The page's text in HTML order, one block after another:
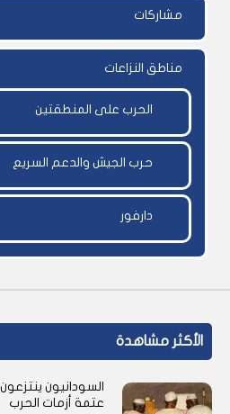
مشاركات
مناطق النزاعات
الحرب على المنطقتين
حرب الجيش والدعم السريع
دارفور
الأكثر مشاهدة
السودانيون
عتمة أزمات الحرب